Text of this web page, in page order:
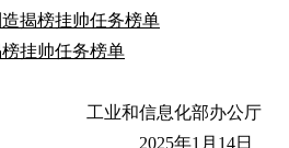
揭榜挂帅任务榜单
挂帅任务榜单
工业和信息化部办公厅
2025年1月14日